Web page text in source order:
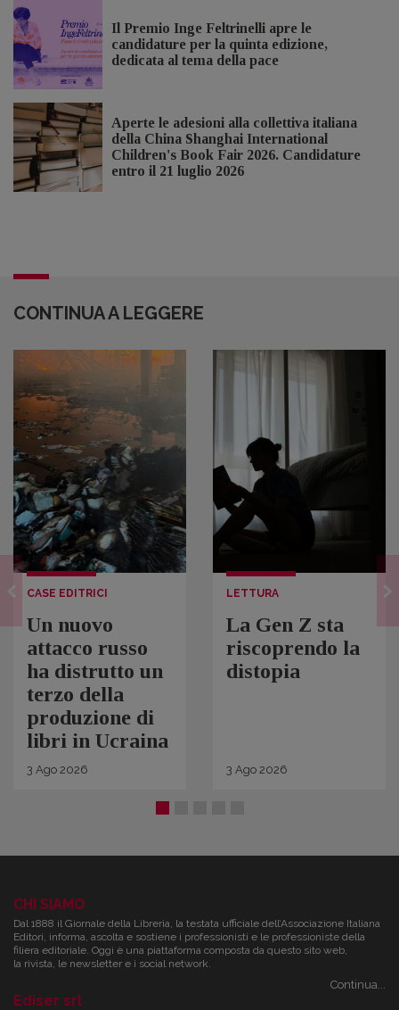
Il Premio Inge Feltrinelli apre le
candidature per la quinta edizione,
dedicata al tema della pace
Aperte le adesioni alla collettiva italiana
della China Shanghai International
Children's Book Fair 2026. Candidature
entro il 21 luglio 2026
CONTINUA A LEGGERE
CASE EDITRICI
Un nuovo
attacco russo
ha distrutto un
terzo della
produzione di
libri in Ucraina
3 Ago 2026
LETTURA
La Gen Z sta
riscoprendo la
distopia
3 Ago 2026
CHI SIAMO
Dal 1888 il Giornale della Libreria, la testata ufficiale dell’Associazione Italiana
Editori, informa, ascolta e sostiene i professionisti e le professioniste della
filiera editoriale. Oggi è una piattaforma composta da questo sito web,
la rivista, le newsletter e i social network.
Continua...
Ediser srl